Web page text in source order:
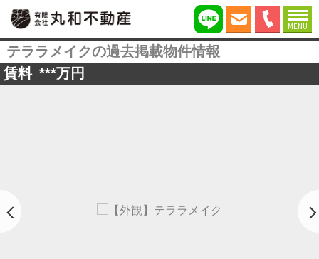
MENU
テララメイクの過去掲載物件情報
賃料 ***万円